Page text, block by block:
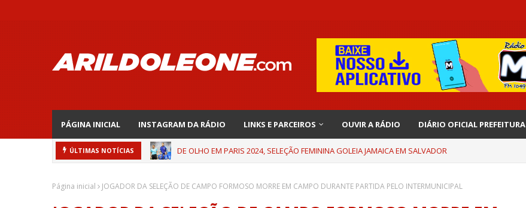
PÁGINA INICIAL INSTAGRAM DA RÁDIO LINKS E PARCEIROS OUVIR A RÁDIO DIÁRIO OFICIAL PREFEITURA
ÚLTIMAS NOTÍCIAS DE OLHO EM PARIS 2024, SELEÇÃO FEMININA GOLEIA JAMAICA EM SALVADOR
Página inicial JOGADOR DA SELEÇÃO DE CAMPO FORMOSO MORRE EM CAMPO DURANTE PARTIDA PELO INTERMUNICIPAL